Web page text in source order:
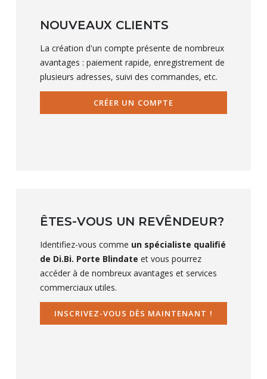
NOUVEAUX CLIENTS
La création d'un compte présente de nombreux
avantages : paiement rapide, enregistrement de
plusieurs adresses, suivi des commandes, etc.
CRÉER UN COMPTE
ÊTES-VOUS UN REVÊNDEUR?
Identifiez-vous comme un spécialiste qualifié
de Di.Bi. Porte Blindate et vous pourrez
accéder à de nombreux avantages et services
commerciaux utiles.
INSCRIVEZ-VOUS DÈS MAINTENANT !